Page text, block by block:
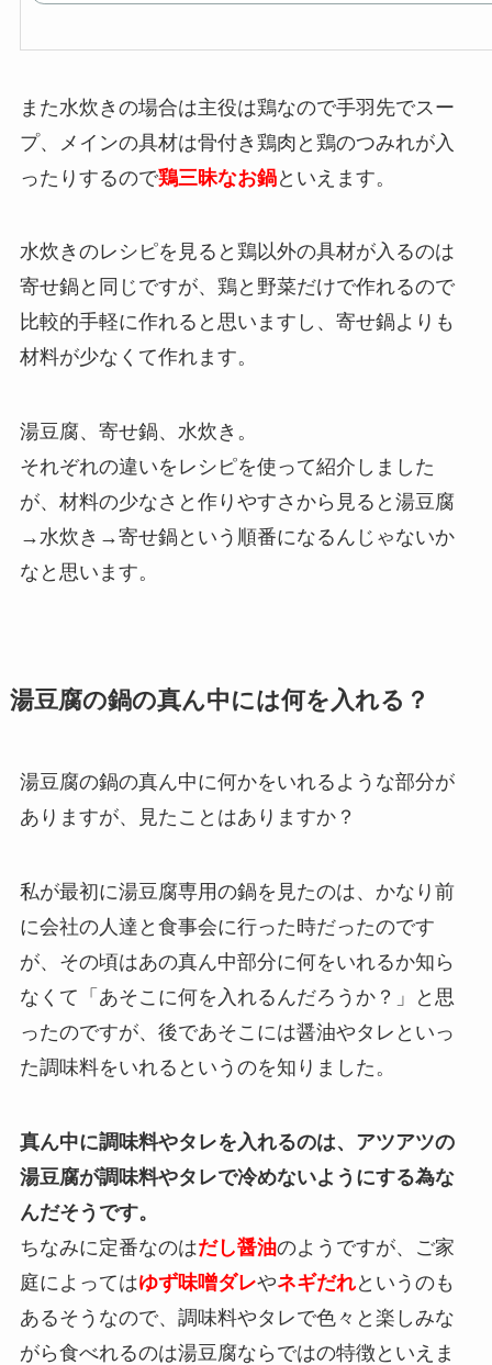
また水炊きの場合は主役は鶏なので手羽先でスー
プ、メインの具材は骨付き鶏肉と鶏のつみれが入
ったりするので鶏三昧なお鍋といえます。
水炊きのレシピを見ると鶏以外の具材が入るのは
寄せ鍋と同じですが、鶏と野菜だけで作れるので
比較的手軽に作れると思いますし、寄せ鍋よりも
材料が少なくて作れます。
湯豆腐、寄せ鍋、水炊き。
それぞれの違いをレシピを使って紹介しました
が、材料の少なさと作りやすさから見ると湯豆腐
→水炊き→寄せ鍋という順番になるんじゃないか
なと思います。
湯豆腐の鍋の真ん中には何を入れる？
湯豆腐の鍋の真ん中に何かをいれるような部分が
ありますが、見たことはありますか？
私が最初に湯豆腐専用の鍋を見たのは、かなり前
に会社の人達と食事会に行った時だったのです
が、その頃はあの真ん中部分に何をいれるか知ら
なくて「あそこに何を入れるんだろうか？」と思
ったのですが、後であそこには醤油やタレといっ
た調味料をいれるというのを知りました。
真ん中に調味料やタレを入れるのは、アツアツの
湯豆腐が調味料やタレで冷めないようにする為な
んだそうです。
ちなみに定番なのはだし醤油のようですが、ご家
庭によってはゆず味噌ダレやネギだれというのも
あるそうなので、調味料やタレで色々と楽しみな
がら食べれるのは湯豆腐ならではの特徴といえま